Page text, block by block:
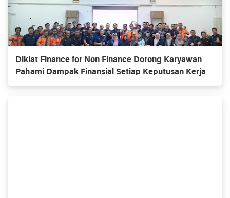
Diklat Finance for Non Finance Dorong Karyawan
Pahami Dampak Finansial Setiap Keputusan Kerja